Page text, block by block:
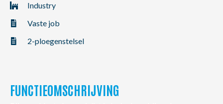
Industry
Vaste job
2-ploegenstelsel
FUNCTIEOMSCHRIJVING